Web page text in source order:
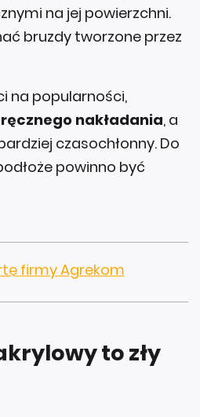
na jej powierzchni.
bruzdy tworzone przez
na popularności,
nakładania, a
czasochłonny. Do
powinno być
firmy Agrekom
to zły